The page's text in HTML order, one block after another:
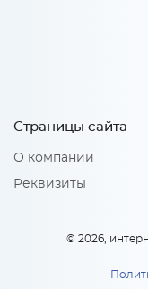
Количество
Страницы сайта
О компании
Реквизиты
© 2026,